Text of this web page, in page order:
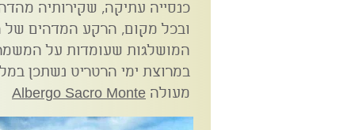
כנסייה עתיקה, שקירותיה
ובכל מקום, הרקע המדהים של
המושלגות שעומדות על
במרוצת ימי הרטריט נשתכן
מעולה Albergo Sacro Monte